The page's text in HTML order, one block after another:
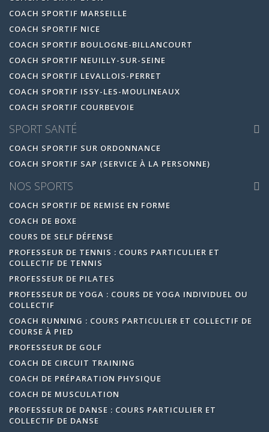
COACH SPORTIF MARSEILLE
COACH SPORTIF NICE
COACH SPORTIF BOULOGNE-BILLANCOURT
COACH SPORTIF NEUILLY-SUR-SEINE
COACH SPORTIF LEVALLOIS-PERRET
COACH SPORTIF ISSY-LES-MOULINEAUX
COACH SPORTIF COURBEVOIE
SPORT SANTÉ
COACH SPORTIF SUR ORDONNANCE
COACH SPORTIF SAP (SERVICE À LA PERSONNE)
NOS SPORTS
COACH SPORTIF DE REMISE EN FORME
COACH DE BOXE
COURS DE SELF DÉFENSE
PROFESSEUR DE TENNIS : COURS PARTICULIER ET
COLLECTIF DE TENNIS
PROFESSEUR DE PILATES
PROFESSEUR DE YOGA : COURS DE YOGA INDIVIDUEL OU
COLLECTIF
COACH RUNNING : COURS PARTICULIER ET COLLECTIF DE
COURSE À PIED
PROFESSEUR DE GOLF
COACH DE CIRCUIT TRAINING
COACH DE PRÉPARATION PHYSIQUE
COACH DE MUSCULATION
PROFESSEUR DE DANSE : COURS PARTICULIER ET
COLLECTIF DE DANSE